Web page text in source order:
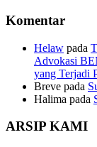
Komentar
Helaw pada
Advokasi
yang Terjadi
Breve pada
Halima pada
ARSIP KAMI